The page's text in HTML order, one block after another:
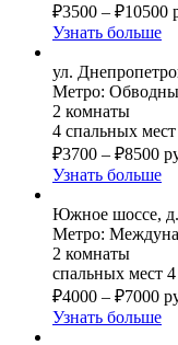
₽3500 – ₽10500
Узнать больше
ул.
Метро:
2 комнаты
4 спальных мест
₽3700 – ₽8500
Узнать больше
Южное шоссе,
Метро:
2 комнаты
спальных мест 4
₽4000 – ₽7000
Узнать больше